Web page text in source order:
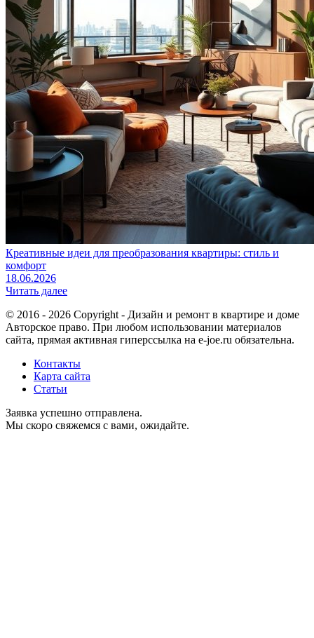
Креативные идеи для преобразования квартиры: стиль и
комфорт
18.06.2026
Читать далее
© 2016 - 2026 Copyright - Дизайн и ремонт в квартире и доме
Авторское право. При любом использовании материалов
сайта, прямая активная гиперссылка на e-joe.ru обязательна.
Контакты
Карта сайта
Статьи
Заявка успешно отправлена.
Мы скоро свяжемся с вами, ожидайте.